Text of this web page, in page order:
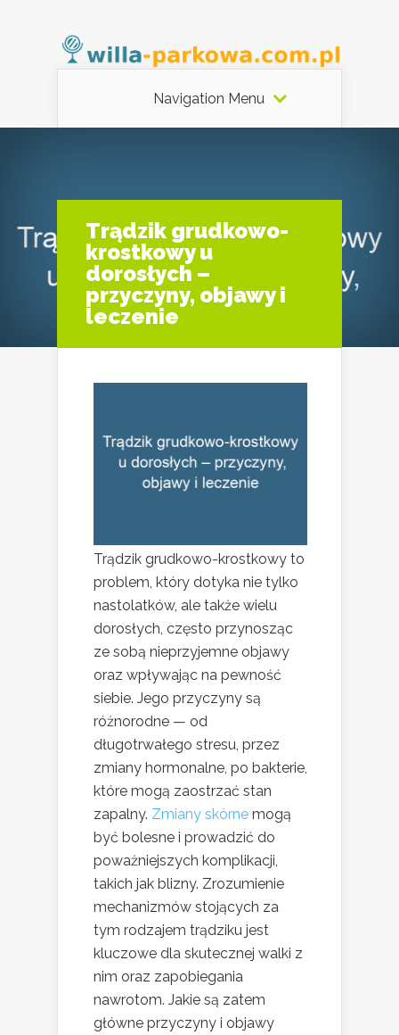
Navigation Menu
Trądzik grudkowo-
krostkowy u
dorosłych –
przyczyny, objawy i
leczenie
Trądzik grudkowo-krostkowy to
problem, który dotyka nie tylko
nastolatków, ale także wielu
dorosłych, często przynosząc
ze sobą nieprzyjemne objawy
oraz wpływając na pewność
siebie. Jego przyczyny są
różnorodne — od
długotrwałego stresu, przez
zmiany hormonalne, po bakterie,
które mogą zaostrzać stan
zapalny. Zmiany skórne mogą
być bolesne i prowadzić do
poważniejszych komplikacji,
takich jak blizny. Zrozumienie
mechanizmów stojących za
tym rodzajem trądziku jest
kluczowe dla skutecznej walki z
nim oraz zapobiegania
nawrotom. Jakie są zatem
główne przyczyny i objawy